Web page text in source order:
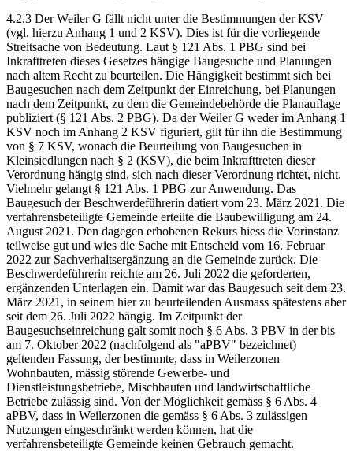
4.2.3 Der Weiler G fällt nicht unter die Bestimmungen der KSV
(vgl. hierzu Anhang 1 und 2 KSV). Dies ist für die vorliegende
Streitsache von Bedeutung. Laut § 121 Abs. 1 PBG sind bei
Inkrafttreten dieses Gesetzes hängige Baugesuche und Planungen
nach altem Recht zu beurteilen. Die Hängigkeit bestimmt sich bei
Baugesuchen nach dem Zeitpunkt der Einreichung, bei Planungen
nach dem Zeitpunkt, zu dem die Gemeindebehörde die Planauflage
publiziert (§ 121 Abs. 2 PBG). Da der Weiler G weder im Anhang 1
KSV noch im Anhang 2 KSV figuriert, gilt für ihn die Bestimmung
von § 7 KSV, wonach die Beurteilung von Baugesuchen in
Kleinsiedlungen nach § 2 (KSV), die beim Inkrafttreten dieser
Verordnung hängig sind, sich nach dieser Verordnung richtet, nicht.
Vielmehr gelangt § 121 Abs. 1 PBG zur Anwendung. Das
Baugesuch der Beschwerdeführerin datiert vom 23. März 2021. Die
verfahrensbeteiligte Gemeinde erteilte die Baubewilligung am 24.
August 2021. Den dagegen erhobenen Rekurs hiess die Vorinstanz
teilweise gut und wies die Sache mit Entscheid vom 16. Februar
2022 zur Sachverhaltsergänzung an die Gemeinde zurück. Die
Beschwerdeführerin reichte am 26. Juli 2022 die geforderten,
ergänzenden Unterlagen ein. Damit war das Baugesuch seit dem 23.
März 2021, in seinem hier zu beurteilenden Ausmass spätestens aber
seit dem 26. Juli 2022 hängig. Im Zeitpunkt der
Baugesuchseinreichung galt somit noch § 6 Abs. 3 PBV in der bis
am 7. Oktober 2022 (nachfolgend als "aPBV" bezeichnet)
geltenden Fassung, der bestimmte, dass in Weilerzonen
Wohnbauten, mässig störende Gewerbe- und
Dienstleistungsbetriebe, Mischbauten und landwirtschaftliche
Betriebe zulässig sind. Von der Möglichkeit gemäss § 6 Abs. 4
aPBV, dass in Weilerzonen die gemäss § 6 Abs. 3 zulässigen
Nutzungen eingeschränkt werden können, hat die
verfahrensbeteiligte Gemeinde keinen Gebrauch gemacht.